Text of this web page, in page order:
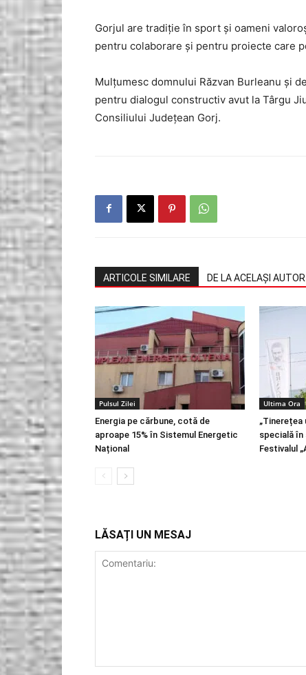
Gorjul are tradiție în sport și oameni
pentru colaborare și pentru proiecte care
Mulțumesc domnului Răzvan Burleanu și
pentru dialogul constructiv avut la Târgu
Consiliului Județean Gorj.
ARTICOLE SIMILARE DE LA ACELAȘI AUTOR
Pulsul Zilei
Energia pe cărbune, cotă de
aproape 15% în Sistemul Energetic
Național
Ultima Ora
specială în
Festivalul
LĂSAȚI UN MESAJ